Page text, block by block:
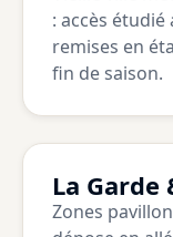
: accès étudié
remises en
fin de saison.
La Garde
Zones